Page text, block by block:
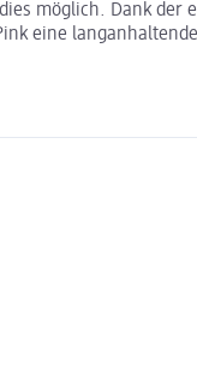
möglich. Dank der
eine